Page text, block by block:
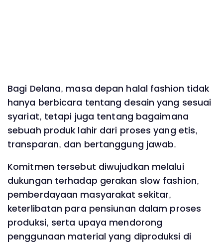
Bagi Delana, masa depan halal fashion tidak
hanya berbicara tentang desain yang sesuai
syariat, tetapi juga tentang bagaimana
sebuah produk lahir dari proses yang etis,
transparan, dan bertanggung jawab.
Komitmen tersebut diwujudkan melalui
dukungan terhadap gerakan slow fashion,
pemberdayaan masyarakat sekitar,
keterlibatan para pensiunan dalam proses
produksi, serta upaya mendorong
penggunaan material yang diproduksi di